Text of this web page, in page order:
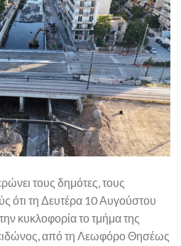
τους δημότες, τους
ότι τη Δευτέρα 10 Αυγούστου
κυκλοφορία το τμήμα της
από τη Λεωφόρο Θησέως